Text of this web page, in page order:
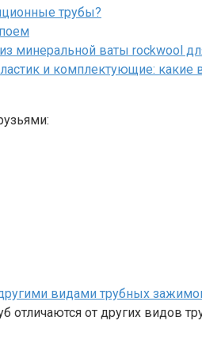
трубы?
минеральной ваты rockwool
и комплектующие: какие
видами трубных
отличаются от других видов